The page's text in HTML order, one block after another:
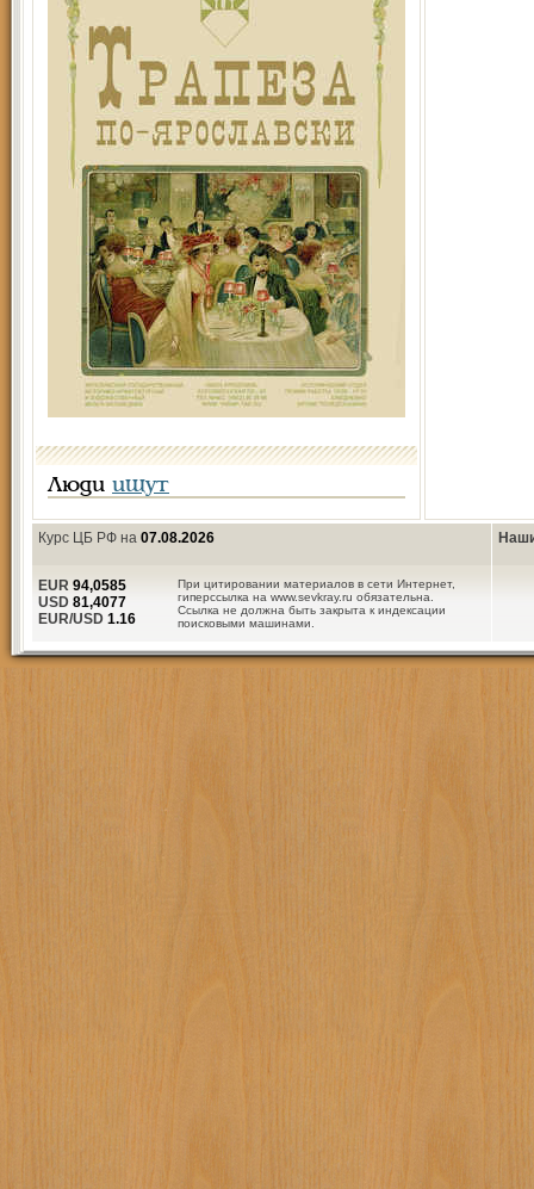
Люди ищут
Курс ЦБ РФ на 07.08.2026
При цитировании материалов в сети Интернет,
гиперссылка на www.sevkray.ru обязательна.
Ссылка не должна быть закрыта к индексации
поисковыми машинами.
EUR 94,0585
USD 81,4077
EUR/USD 1.16